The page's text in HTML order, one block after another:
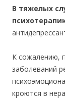
В тяжелых
К сожалению,
заболеваний
кроются в